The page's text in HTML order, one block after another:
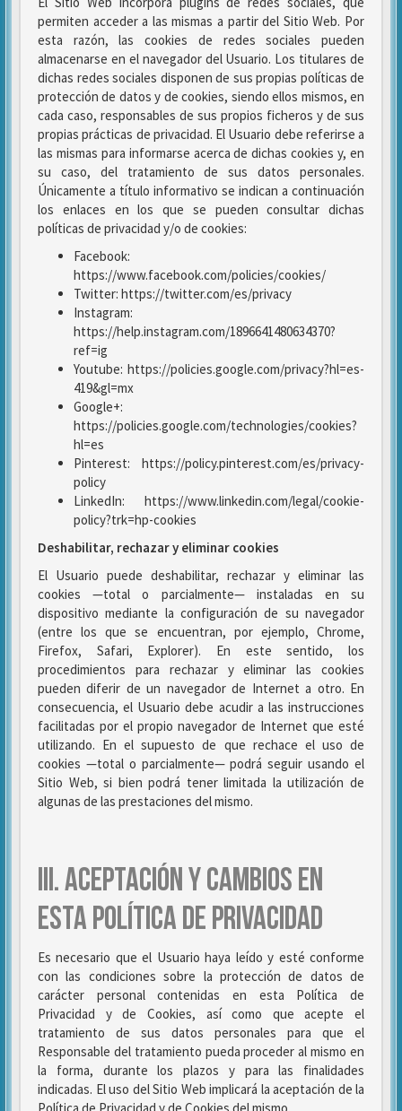
permiten acceder a las mismas a partir del Sitio Web. Por
esta razón, las cookies de redes sociales pueden
almacenarse en el navegador del Usuario. Los titulares de
dichas redes sociales disponen de sus propias políticas de
protección de datos y de cookies, siendo ellos mismos, en
cada caso, responsables de sus propios ficheros y de sus
propias prácticas de privacidad. El Usuario debe referirse a
las mismas para informarse acerca de dichas cookies y, en
su caso, del tratamiento de sus datos personales.
Únicamente a título informativo se indican a continuación
los enlaces en los que se pueden consultar dichas
políticas de privacidad y/o de cookies:
Facebook:
https://www.facebook.com/policies/cookies/
Twitter: https://twitter.com/es/privacy
Instagram:
https://help.instagram.com/1896641480634370?
ref=ig
Youtube: https://policies.google.com/privacy?hl=es-
419&gl=mx
Google+:
https://policies.google.com/technologies/cookies?
hl=es
Pinterest: https://policy.pinterest.com/es/privacy-
policy
LinkedIn: https://www.linkedin.com/legal/cookie-
policy?trk=hp-cookies
Deshabilitar, rechazar y eliminar cookies
El Usuario puede deshabilitar, rechazar y eliminar las
cookies —total o parcialmente— instaladas en su
dispositivo mediante la configuración de su navegador
(entre los que se encuentran, por ejemplo, Chrome,
Firefox, Safari, Explorer). En este sentido, los
procedimientos para rechazar y eliminar las cookies
pueden diferir de un navegador de Internet a otro. En
consecuencia, el Usuario debe acudir a las instrucciones
facilitadas por el propio navegador de Internet que esté
utilizando. En el supuesto de que rechace el uso de
cookies —total o parcialmente— podrá seguir usando el
Sitio Web, si bien podrá tener limitada la utilización de
algunas de las prestaciones del mismo.
III. ACEPTACIÓN Y CAMBIOS EN
ESTA POLÍTICA DE PRIVACIDAD
Es necesario que el Usuario haya leído y esté conforme
con las condiciones sobre la protección de datos de
carácter personal contenidas en esta Política de
Privacidad y de Cookies, así como que acepte el
tratamiento de sus datos personales para que el
Responsable del tratamiento pueda proceder al mismo en
la forma, durante los plazos y para las finalidades
indicadas. El uso del Sitio Web implicará la aceptación de la